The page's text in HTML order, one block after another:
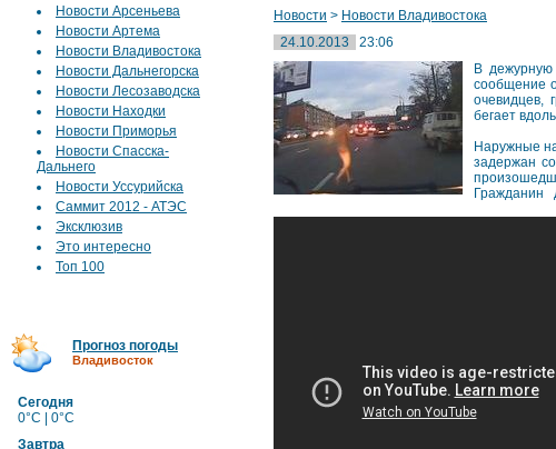
Новости Арсеньева
Новости Артема
Новости Владивостока
Новости Дальнегорска
Новости Лесозаводска
Новости Находки
Новости Приморья
Новости Спасска-
Дальнего
Новости Уссурийска
Саммит 2012 - АТЭС
Эксклюзив
Это интересно
Топ 100
Прогноз погоды
Владивосток
Сегодня
0°C | 0°C
Завтра
Новости > Новости Владивостока
24.10.2013
23:06
В
сообщение
очевидцев,
бегает
Наружные
задержан
Гражданин